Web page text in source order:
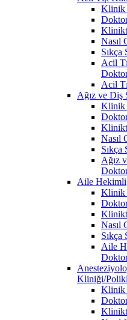
Klinik
Nasıl
Sıkça
Acil
Acil
Ağız ve Diş
Klinik
Nasıl
Sıkça
Ağız
Aile
Klinik
Nasıl
Sıkça
Aile
Kliniği/
Klinik